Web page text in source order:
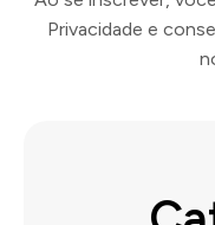
Privacidade e